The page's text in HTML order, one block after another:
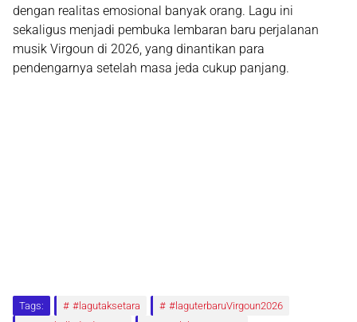
dengan realitas emosional banyak orang. Lagu ini
sekaligus menjadi pembuka lembaran baru perjalanan
musik Virgoun di 2026, yang dinantikan para
pendengarnya setelah masa jeda cukup panjang.
Tags: #lagutaksetara
#laguterbaruVirgoun2026